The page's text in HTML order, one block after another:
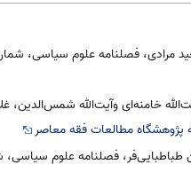
علوم سیاسی، شماره ۸۱ دوره ۲۱،
خامنه‌ای وآیت‌الله
پژوهشگاه مطالعات فقه معاصر
فصلنامه علوم سیاسی، شماره ۴۸، دوره ۱۲،